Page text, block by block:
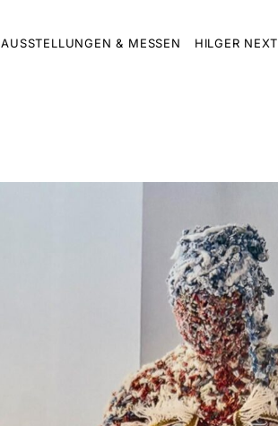
AUSSTELLUNGEN & MESSEN HILGER NEXT